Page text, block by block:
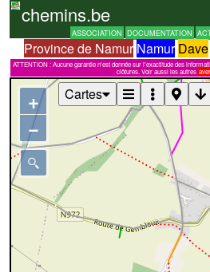
chemins.be
ASSOCIATION DOCUMENTATION
Province de Namur Namur Dave
ATTENTION : Aucune garantie n'est donnée sur l'exactitude des
clôtures. Voir aussi les autres
+
−
Cartes